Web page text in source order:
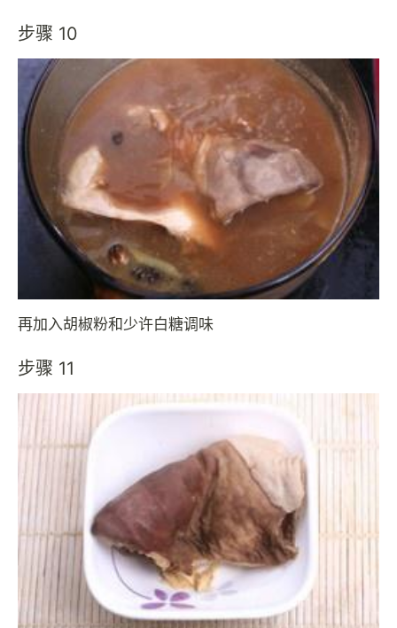
步骤 10
再加入胡椒粉和少许白糖调味
步骤 11